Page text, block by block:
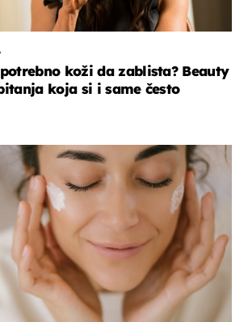
koži da zablista? Beauty
koja si i same često